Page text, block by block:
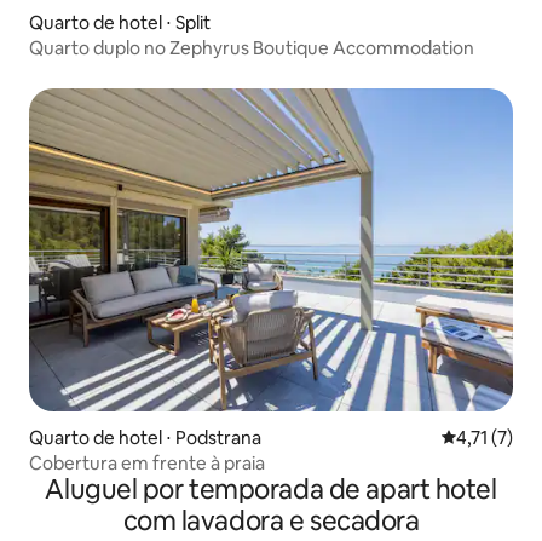
Quarto de hotel ⋅ Split
Quarto duplo no Zephyrus Boutique Accommodation
Quarto de hotel ⋅ Podstrana 4,71 de
4,71 (7)
Cobertura em frente à praia
Aluguel por temporada de apart hotel
com lavadora e secadora